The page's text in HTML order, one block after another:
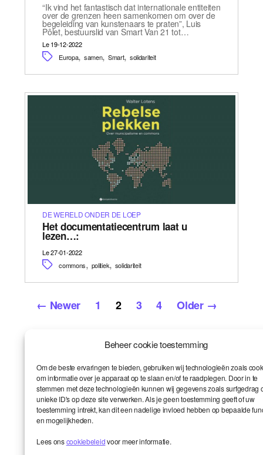
Beheer cookie toestemming
Om de beste ervaringen te bieden, gebruiken wij technologieën zoals
om informatie over je apparaat op te slaan en/of te raadplegen. Door in te
stemmen met deze technologieën kunnen wij gegevens zoals surfgedrag
unieke ID's op deze site verwerken. Als je geen toestemming geeft of uw
toestemming intrekt, kan dit een nadelige invloed hebben op bepaalde
en mogelijkheden.
Lees onscookiebeleidvoor meer informatie.
“Ik vind het fantastisch dat internationale entiteiten
over de grenzen heen samenkomen om over de
begeleiding van kunstenaars te praten”, Luis
Pôlet, bestuurslid van Smart Van 21 tot…
Le 19-12-2022
Europa, samen, Smart, solidariteit
DE WERELD ONDER DE LOEP
Het documentatiecentrum laat u
lezen…:
Le 27-01-2022
commons, politiek, solidariteit
Posts
← Newer 1 2 3 4 Older →
Up↑
Smart en ik
De wereld onder de loep
Het leven van de gemeenschap
Contact
© 2026Smart Kronik